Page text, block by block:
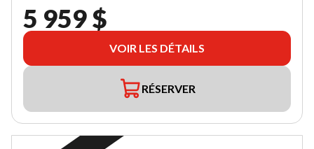
5 959 $
VOIR LES DÉTAILS
RÉSERVER